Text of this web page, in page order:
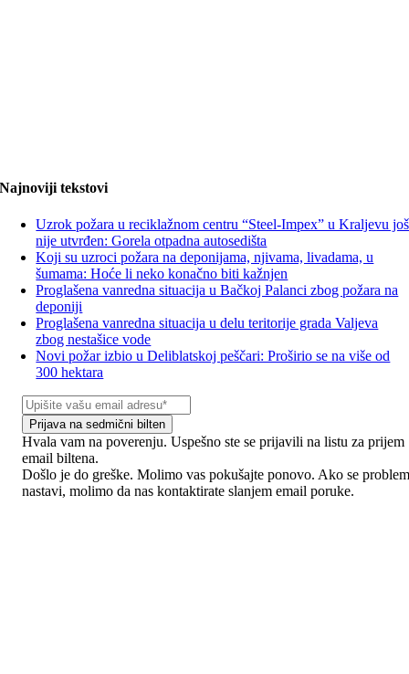
Najnoviji tekstovi
Uzrok požara u reciklažnom centru “Steel-Impex” u Kraljevu još
nije utvrđen: Gorela otpadna autosedišta
Koji su uzroci požara na deponijama, njivama, livadama, u
šumama: Hoće li neko konačno biti kažnjen
Proglašena vanredna situacija u Bačkoj Palanci zbog požara na
deponiji
Proglašena vanredna situacija u delu teritorije grada Valjeva
zbog nestašice vode
Novi požar izbio u Deliblatskoj peščari: Proširio se na više od
300 hektara
Prijava na sedmični bilten
Hvala vam na poverenju. Uspešno ste se prijavili na listu za prijem
email biltena.
Došlo je do greške. Molimo vas pokušajte ponovo. Ako se
nastavi, molimo da nas kontaktirate slanjem email poruke.